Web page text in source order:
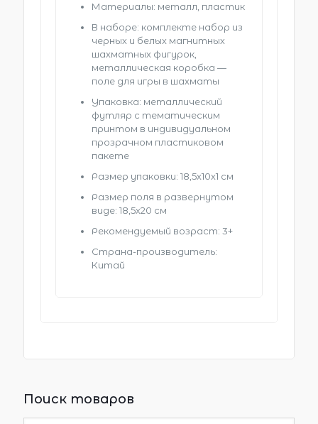
Материалы: металл, пластик
В наборе: комплекте набор из
черных и белых магнитных
шахматных фигурок,
металлическая коробка —
поле для игры в шахматы
Упаковка: металлический
футляр с тематическим
принтом в индивидуальном
прозрачном пластиковом
пакете
Размер упаковки: 18,5х10х1 см
Размер поля в развернутом
виде: 18,5х20 см
Рекомендуемый возраст: 3+
Страна-производитель:
Китай
Поиск товаров